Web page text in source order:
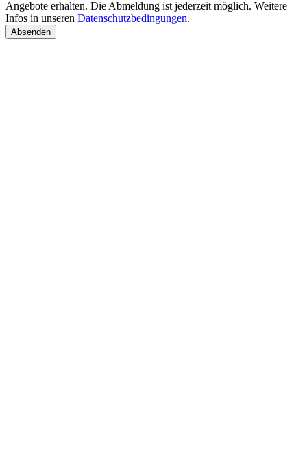
Angebote erhalten. Die Abmeldung ist jederzeit möglich. Weitere
Infos in unseren Datenschutzbedingungen.
Absenden